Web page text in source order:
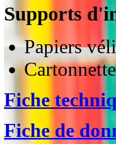
Supports
Papiers
Fiche
Fiche de